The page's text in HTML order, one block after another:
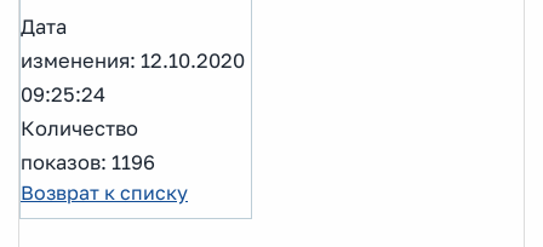
Дата
изменения: 12.10.2020
09:25:24
Количество
показов: 1196
Возврат к списку